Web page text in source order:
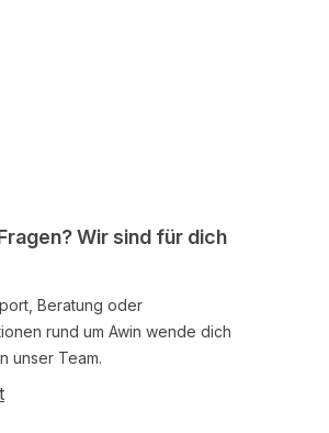
Wir sind für dich
Beratung oder
rund um Awin wende dich
unser Team.